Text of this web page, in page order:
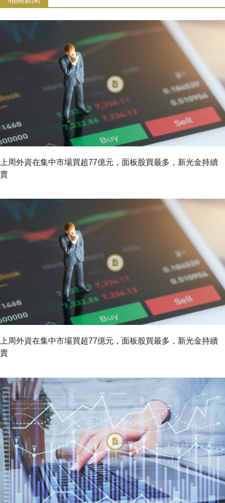
上周外資在集中市場買超77億元，面板股買最多，新光金持續
賣
上周外資在集中市場買超77億元，面板股買最多，新光金持續
賣